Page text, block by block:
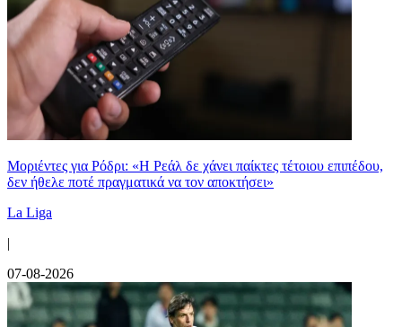
Μοριέντες για Ρόδρι: «Η Ρεάλ δε χάνει παίκτες τέτοιου επιπέδου,
δεν ήθελε ποτέ πραγματικά να τον αποκτήσει»
La Liga
|
07-08-2026